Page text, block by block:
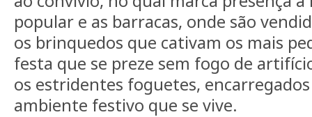
popular e as barracas, onde são
os brinquedos que cativam os mais
festa que se preze sem fogo de
os estridentes foguetes,
ambiente festivo que se vive.